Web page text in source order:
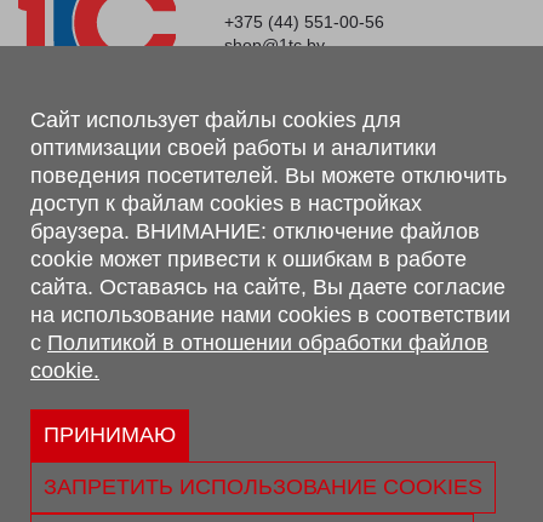
+375 (44) 551-00-56
shop@1tc.by
Магазин, склад
г. Минск, Минский р-н, п. Привольный, ул. Мира, 20А,
223062
г. Брест, ул. Лейтенанта Рябцева, 108 В, 224701
Обращаем Ваше внимание, что вся предоставленная на сайте
информация, касающаяся комплектаций, технических
характеристик, цветовых сочетаний, а также стоимости и
сервисного обслуживания носит информационный характер и
не является публичной офертой, определяемой п.2 ст.407
Гражданского кодекса Республики Беларусь.
Политика обработки персональных данных
Политикой в отношении обработки файлов cookie.
Сайт использует файлы cookies для
оптимизации своей работы и аналитики
поведения посетителей. Вы можете отключить
доступ к файлам cookies в настройках
браузера. ВНИМАНИЕ: отключение файлов
cookie может привести к ошибкам в работе
сайта. Оставаясь на сайте, Вы даете согласие
на использование нами cookies в соответствии
с Политикой в отношении обработки файлов
cookie.
ПРИНИМАЮ
ЗАПРЕТИТЬ ИСПОЛЬЗОВАНИЕ COOKIES